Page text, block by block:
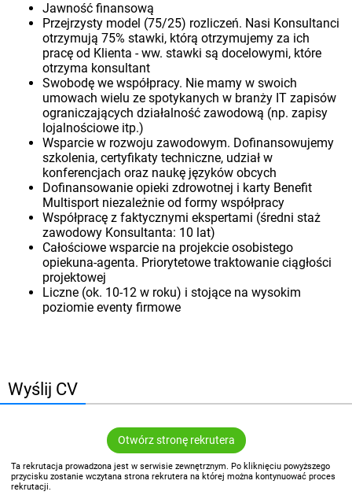
Jawność finansową
Przejrzysty model (75/25) rozliczeń. Nasi Konsultanci
otrzymują 75% stawki, którą otrzymujemy za ich
pracę od Klienta - ww. stawki są docelowymi, które
otrzyma konsultant
Swobodę we współpracy. Nie mamy w swoich
umowach wielu ze spotykanych w branży IT zapisów
ograniczających działalność zawodową (np. zapisy
lojalnościowe itp.)
Wsparcie w rozwoju zawodowym. Dofinansowujemy
szkolenia, certyfikaty techniczne, udział w
konferencjach oraz naukę języków obcych
Dofinansowanie opieki zdrowotnej i karty Benefit
Multisport niezależnie od formy współpracy
Współpracę z faktycznymi ekspertami (średni staż
zawodowy Konsultanta: 10 lat)
Całościowe wsparcie na projekcie osobistego
opiekuna-agenta. Priorytetowe traktowanie ciągłości
projektowej
Liczne (ok. 10-12 w roku) i stojące na wysokim
poziomie eventy firmowe
Wyślij CV
Otwórz stronę rekrutera
Ta rekrutacja prowadzona jest w serwisie zewnętrznym. Po kliknięciu powyższego
przycisku zostanie wczytana strona rekrutera na której można kontynuować proces
rekrutacji.